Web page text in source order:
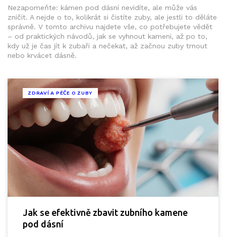
Nezapomeňte: kámen pod dásní nevidíte, ale může vás
zničit. A nejde o to, kolikrát si čistíte zuby, ale jestli to děláte
správně. V tomto archivu najdete vše, co potřebujete vědět
– od praktických návodů, jak se vyhnout kameni, až po to,
kdy už je čas jít k zubaři a nečekat, až začnou zuby trnout
nebo krvácet dásně.
ZDRAVÍ A PÉČE O ZUBY
Jak se efektivně zbavit zubního kamene
pod dásní